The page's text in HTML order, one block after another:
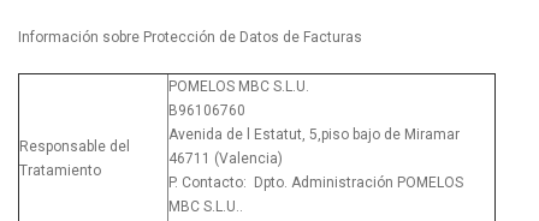
Información sobre Protección de Datos de Facturas
Responsable del
Tratamiento
POMELOS MBC S.L.U.
B96106760
Avenida de l Estatut, 5,piso bajo de Miramar
46711 (Valencia)
P. Contacto: Dpto. Administración POMELOS
MBC S.L.U..